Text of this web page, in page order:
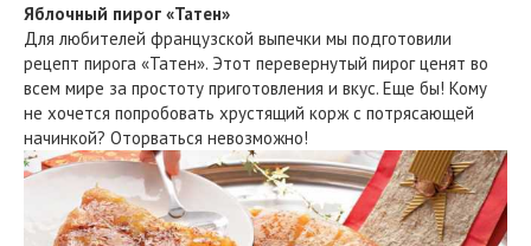
Яблочный пирог «Татен»
Для любителей французской выпечки мы подготовили
рецепт пирога «Татен». Этот перевернутый пирог ценят во
всем мире за простоту приготовления и вкус. Еще бы! Кому
не хочется попробовать хрустящий корж с потрясающей
начинкой? Оторваться невозможно!